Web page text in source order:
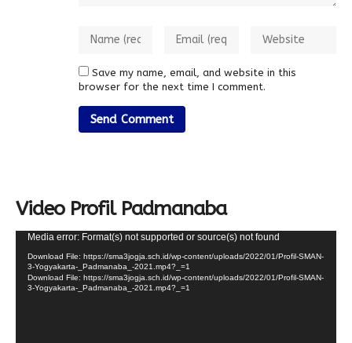
Save my name, email, and website in this
browser for the next time I comment.
Video Profil Padmanaba
Video
Player
Media error: Format(s) not supported or source(s) not found
Download File: https://sma3jogja.sch.id/wp-content/uploads/2022/01/Profil-SMAN-
3-Yogyakarta-_Padmanaba_-2021.mp4?_=1
Download File: https://sma3jogja.sch.id/wp-content/uploads/2022/01/Profil-SMAN-
3-Yogyakarta-_Padmanaba_-2021.mp4?_=1